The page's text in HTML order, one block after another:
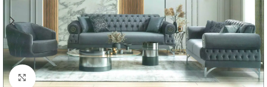
Click to enlarge